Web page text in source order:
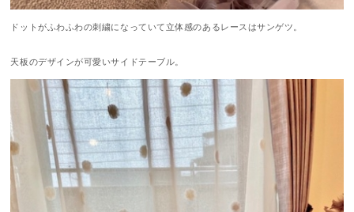
ドットがふわふわの刺繍になっていて立体感のあるレースはサンゲツ。
天板のデザインが可愛いサイドテーブル。